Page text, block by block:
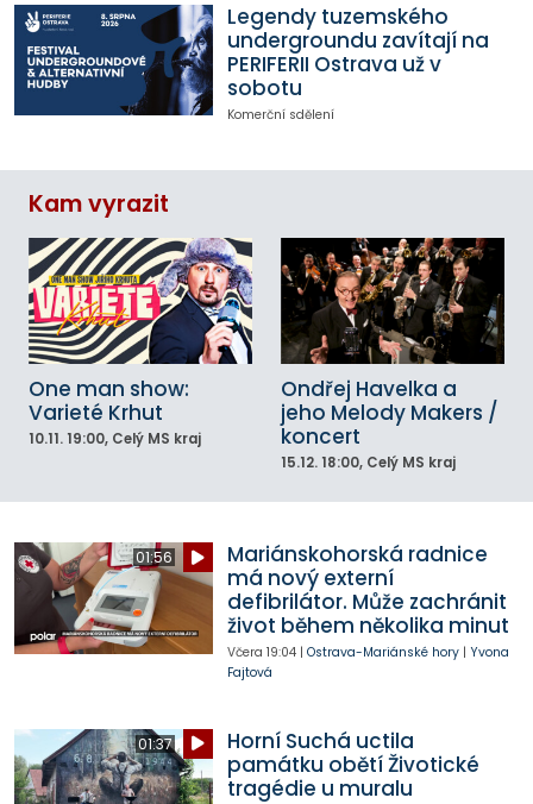
Legendy tuzemského
undergroundu zavítají na
PERIFERII Ostrava už v
sobotu
Komerční sdělení
Kam vyrazit
One man show:
Varieté Krhut
10.11. 19:00, Celý MS kraj
Ondřej Havelka a
jeho Melody Makers /
koncert
15.12. 18:00, Celý MS kraj
01:56
Mariánskohorská radnice
má nový externí
defibrilátor. Může zachránit
život během několika minut
Včera 19:04| Ostrava-Mariánské hory| Yvona
Fajtová
01:37
Horní Suchá uctila
památku obětí Životické
tragédie u muralu